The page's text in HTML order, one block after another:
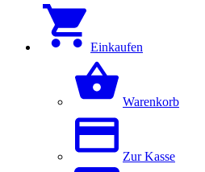
Einkaufen
Warenkorb
Zur Kasse